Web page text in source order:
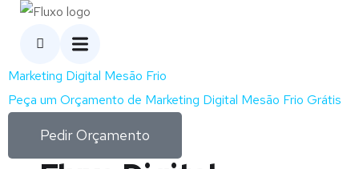
Marketing Digital Mesão Frio
Peça um Orçamento de Marketing Digital Mesão Frio Grátis
Pedir Orçamento